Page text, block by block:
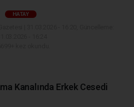
HATAY
Kanalında Erkek Cesedi